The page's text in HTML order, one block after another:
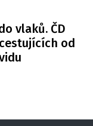
vlaků. ČD
od